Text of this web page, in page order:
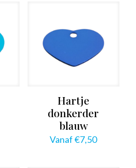
Hartje
donkerder
blauw
Vanaf€7,50